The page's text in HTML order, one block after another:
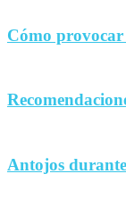
Cómo
Antojos